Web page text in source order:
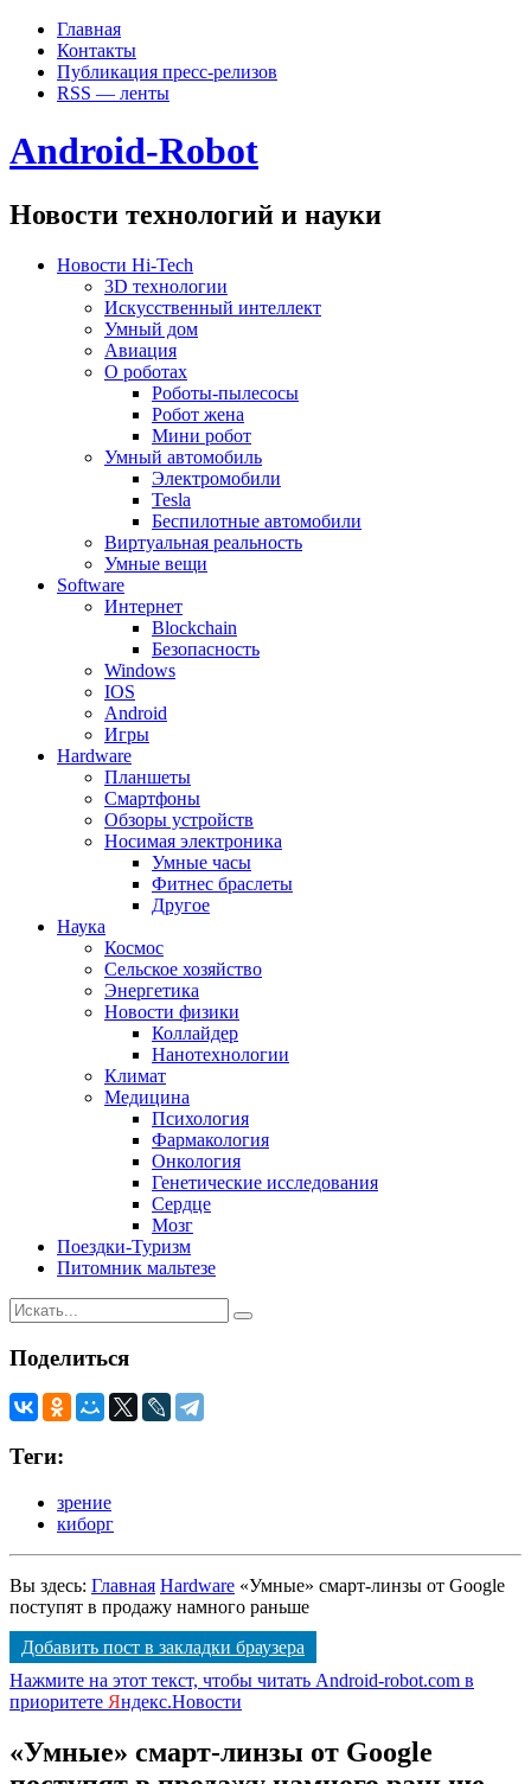
Главная
Контакты
Публикация пресс-релизов
RSS — ленты
Android-Robot
Новости технологий и науки
Новости Hi-Tech
3D технологии
Искусственный интеллект
Умный дом
Авиация
О роботах
Роботы-пылесосы
Робот жена
Мини робот
Умный автомобиль
Электромобили
Tesla
Беспилотные автомобили
Виртуальная реальность
Умные вещи
Software
Интернет
Blockchain
Безопасность
Windows
IOS
Android
Игры
Hardware
Планшеты
Смартфоны
Обзоры устройств
Носимая электроника
Умные часы
Фитнес браслеты
Другое
Наука
Космос
Сельское хозяйство
Энергетика
Новости физики
Коллайдер
Нанотехнологии
Климат
Медицина
Психология
Фармакология
Онкология
Генетические исследования
Сердце
Мозг
Поездки-Туризм
Питомник мальтезе
Поделиться
Теги:
зрение
киборг
Вы здесь: Главная Hardware «Умные» смарт-линзы от Google
поступят в продажу намного раньше
Добавить пост в закладки браузера
Нажмите на этот текст, чтобы читать Android-robot.com в
приоритете Яндекс.Новости
«Умные» смарт-линзы от Google